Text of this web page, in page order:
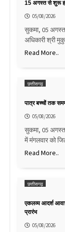
15 अगस्त से शुरू
05/08/2026
सुकमा, 05
अधिकारी श्री
Read More..
छत्तीसगढ़
पात्र बच्चों तक
05/08/2026
सुकमा, 05
में मंगलवार को
Read More..
छत्तीसगढ़
एकलव्य आदर्श
प्रारंभ
05/08/2026